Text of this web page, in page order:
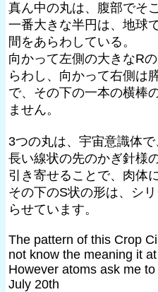
真ん中の丸は、腹部でそ
一番大きな半円は、地球
間をあらわしている。
向かって左側の大きなR
らわし、向かって右側は
で、その下の一本の横棒
ません。
3つの丸は、宇宙意識体
長い線状の先のかぎ針様
引き寄せることで、肉体
その下のS状の形は、シ
らせています。
The pattern of this Crop
not know the meaning it
However atoms ask me
July 20th